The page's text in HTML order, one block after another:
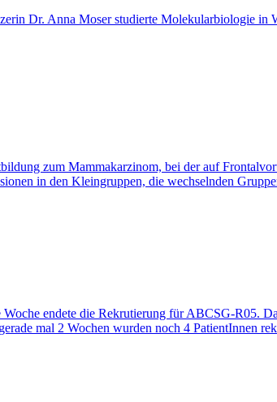
Dr. Anna Moser studierte Molekularbiologie
zum Mammakarzinom, bei der auf
in den Kleingruppen, die wechselnden
endete die Rekrutierung für ABCSG-R05.
mal 2 Wochen wurden noch 4 PatientInnen